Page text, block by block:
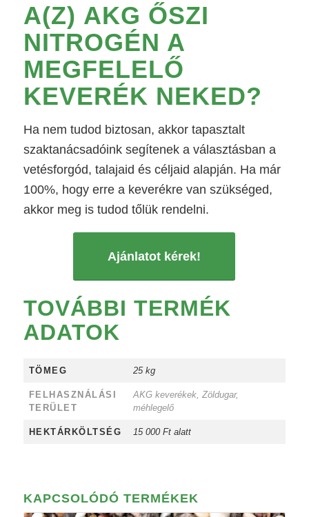
A(Z) AKG ŐSZI
NITROGÉN A
MEGFELELŐ
KEVERÉK NEKED?
Ha nem tudod biztosan, akkor tapasztalt
szaktanácsadóink segítenek a választásban a
vetésforgód, talajaid és céljaid alapján. Ha már
100%, hogy erre a keverékre van szükséged,
akkor meg is tudod tőlük rendelni.
Ajánlatot kérek!
TOVÁBBI TERMÉK
ADATOK
TÖMEG 25 kg
FELHASZNÁLÁSI
TERÜLET
AKG keverékek, Zöldugar,
méhlegelő
HEKTÁRKÖLTSÉG 15 000 Ft alatt
KAPCSOLÓDÓ TERMÉKEK